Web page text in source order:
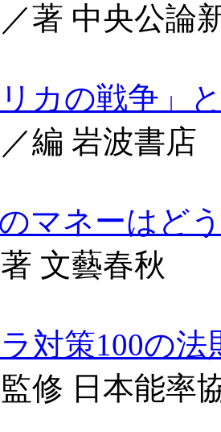
著 中央公論
カの戦争」
編 岩波書店
マネーはど
文藝春秋
対策100の法
修 日本能率